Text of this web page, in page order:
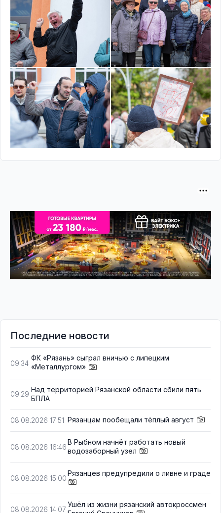
Последние новости
09:34
ФК «Рязань» сыграл вничью с липецким
«Металлургом»
09:29
Над территорией Рязанской области сбили пять
БПЛА
08.08.2026 17:51 Рязанцам пообещали тёплый август
08.08.2026 16:46
В Рыбном начнёт работать новый
водозаборный узел
08.08.2026 15:00
Рязанцев предупредили о ливне и граде
08.08.2026 14:07
Ушёл из жизни рязанский автокроссмен